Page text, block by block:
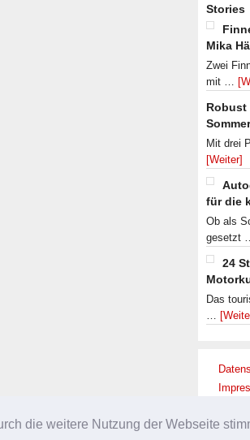
die weitere Nutzung der Webseite
Stories
Mika
Zwei
mit …
Mit drei
[Weiter]
für die
Ob als
gesetzt
24
Das
…
URHEBERRECHT ©